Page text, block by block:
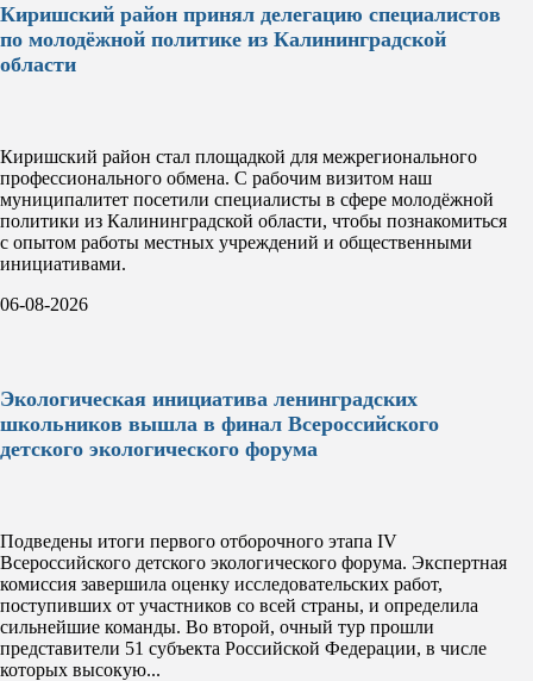
Киришский район принял делегацию специалистов
по молодёжной политике из Калининградской
области
Киришский район стал площадкой для межрегионального
профессионального обмена. С рабочим визитом наш
муниципалитет посетили специалисты в сфере молодёжной
политики из Калининградской области, чтобы познакомиться
с опытом работы местных учреждений и общественными
инициативами.
06-08-2026
Экологическая инициатива ленинградских
школьников вышла в финал Всероссийского
детского экологического форума
Подведены итоги первого отборочного этапа IV
Всероссийского детского экологического форума. Экспертная
комиссия завершила оценку исследовательских работ,
поступивших от участников со всей страны, и определила
сильнейшие команды. Во второй, очный тур прошли
представители 51 субъекта Российской Федерации, в числе
которых высокую...